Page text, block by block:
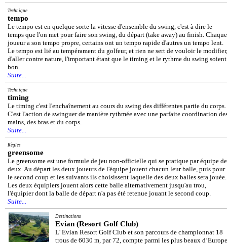
Technique
tempo
Le tempo est en quelque sorte la vitesse d'ensemble du swing, c'est à dire le
temps que l'on met pour faire son swing, du départ (take away) au finish. Chaque
joueur a son tempo propre, certains ont un tempo rapide d'autres un tempo lent.
Le tempo est lié au tempérament du golfeur, et rien ne sert de vouloir le modifier,
d'aller contre nature, l'important étant que le timing et le rythme du swing soient
bon.
Suite...
Technique
timing
Le timing c'est l'enchaînement au cours du swing des différentes partie du corps.
C'est l'action de swinguer de manière rythmée avec une parfaite coordination
mains, des bras et du corps.
Suite...
Règles
greensome
Le greensome est une formule de jeu non-officielle qui se pratique par équipe de
deux. Au départ les deux joueurs de l'équipe jouent chacun leur balle, puis pour
le second coup et les suivants ils choisissent laquelle des deux balles sera jouée.
Les deux équipiers jouent alors cette balle alternativement jusqu'au trou,
l'équipier dont la balle de départ n'a pas été retenue jouant le second coup.
Suite...
Destinations
Evian (Resort Golf Club)
L' Evian Resort Golf Club et son parcours de championnat 18
trous de 6030 m, par 72, compte parmi les plus beaux